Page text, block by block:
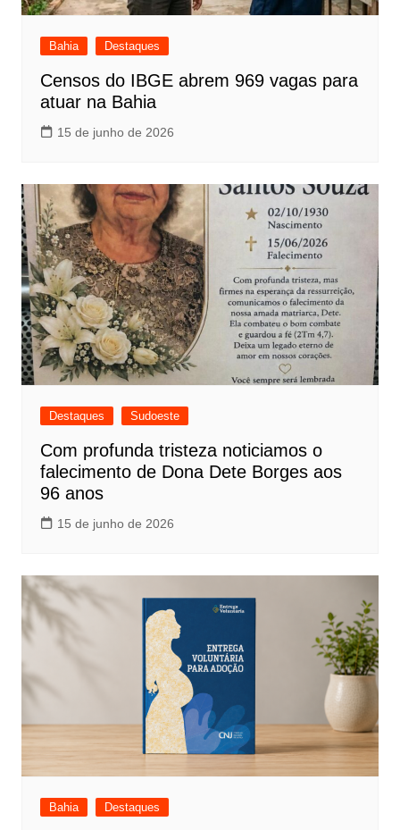
Bahia Destaques
Censos do IBGE abrem 969 vagas para
atuar na Bahia
15 de junho de 2026
Destaques Sudoeste
Com profunda tristeza noticiamos o
falecimento de Dona Dete Borges aos
96 anos
15 de junho de 2026
Bahia Destaques